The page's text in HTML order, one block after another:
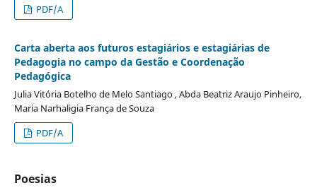
PDF/A
Carta aberta aos futuros estagiários e estagiárias de
Pedagogia no campo da Gestão e Coordenação
Pedagógica
Julia Vitória Botelho de Melo Santiago , Abda Beatriz Araujo Pinheiro,
Maria Narhaligia França de Souza
PDF/A
Poesias